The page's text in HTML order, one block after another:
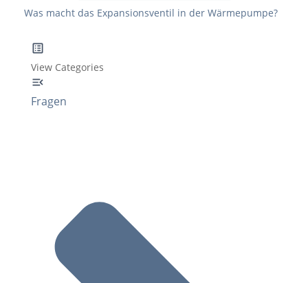
Was macht das Expansionsventil in der Wärmepumpe?
View Categories
Fragen